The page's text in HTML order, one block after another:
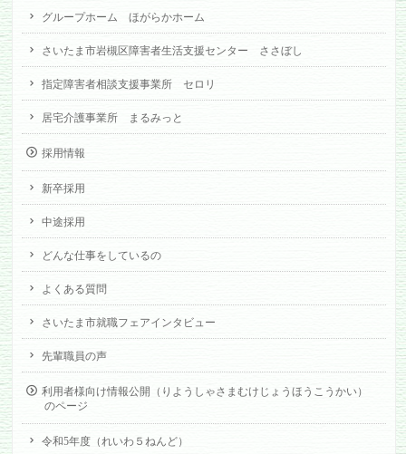
グループホーム ほがらかホーム
さいたま市岩槻区障害者生活支援センター ささぼし
指定障害者相談支援事業所 セロリ
居宅介護事業所 まるみっと
採用情報
新卒採用
中途採用
どんな仕事をしているの
よくある質問
さいたま市就職フェアインタビュー
先輩職員の声
利用者様向け情報公開（りようしゃさまむけじょうほうこうかい）
のページ
令和5年度（れいわ５ねんど）